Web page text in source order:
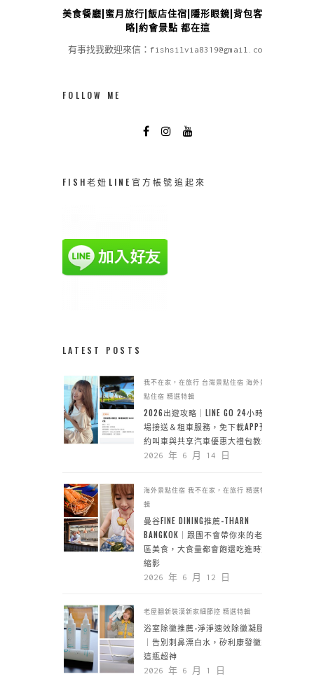
美食餐廳|蜜月旅行|飯店住宿|隱形眼鏡|背包客攻
略|約會景點 都在這
有事找我歡迎來信：fishsilvia8319@gmail.com
FOLLOW ME
FISH老妞LINE官方帳號追起來
LATEST POSTS
我不在家，在旅行 台灣景點住宿 海外景
點住宿 精選特輯
2026出遊攻略｜LINE GO 24小時機
場接送＆租車服務，免下載APP預
約叫車與共享汽車優惠大禮包教學
2026 年 6 月 14 日
海外景點住宿 我不在家，在旅行 精選特
輯
曼谷FINE DINING推薦-THARN
BANGKOK｜跟團不會帶你來的老城
區美食，大食量都會飽還吃進時空
縮影
2026 年 6 月 12 日
老屋翻新裝潢新家細節控 精選特輯
浴室除黴推薦-淨淨速效除黴凝膠
｜告別刺鼻漂白水，矽利康發黴靠
這瓶超神
2026 年 6 月 1 日